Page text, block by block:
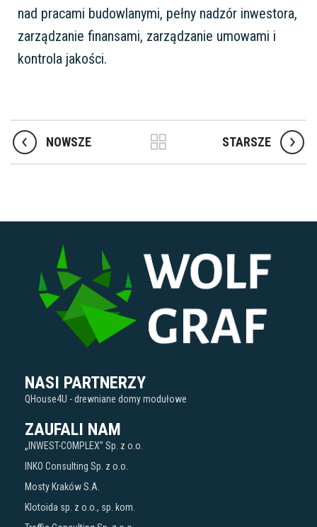
nad pracami budowlanymi, pełny nadzór inwestora,
zarządzanie finansami, zarządzanie umowami i
kontrola jakości.
NOWSZE STARSZE
NASI PARTNERZY
QHouse4U - drewniane domy modułowe
ZAUFALI NAM
„INWEST-COMPLEX” Sp. z o.o.
INKO Consulting Sp. z o.o.
Mosty Kraków S.A.
Klotoida sp. z o.o., sp. kom.